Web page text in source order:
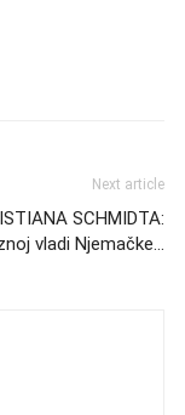
Next article
SCHMIDTA:
vladi Njemačke…